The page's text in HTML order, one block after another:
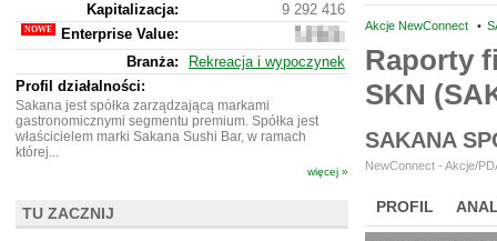
Akcje NewConnect •
Raporty
SKN
SAKANA
NewConnect - Akcje/
PROFIL
Kapitalizacja:
9 292 416
Enterprise Value:
8
008
416
Branża:
Rekreacja i wypoczynek
Profil działalności:
Sakana jest spółka zarządzającą markami
gastronomicznymi segmentu premium. Spółka jest
właścicielem marki Sakana Sushi Bar, w ramach
której...
więcej »
TU ZACZNIJ